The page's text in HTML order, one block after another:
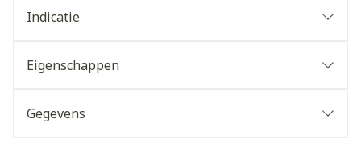
Indicatie
Eigenschappen
Gegevens